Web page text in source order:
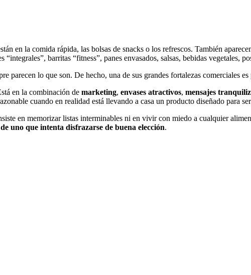
en la comida rápida, las bolsas de snacks o los refrescos. También
“integrales”, barritas “fitness”, panes envasados, salsas, bebidas vegetales,
parecen lo que son. De hecho, una de sus grandes fortalezas comerciales es
en la combinación de marketing, envases atractivos, mensajes
cuando en realidad está llevando a casa un producto diseñado para
en memorizar listas interminables ni en vivir con miedo a cualquier
uno que intenta disfrazarse de buena elección.